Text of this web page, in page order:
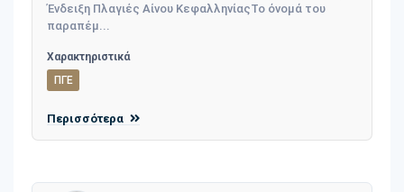
Ένδειξη Πλαγιές Αίνου ΚεφαλληνίαςΤο όνομά του
παραπέμ...
Χαρακτηριστικά
ΠΓΕ
Περισσότερα